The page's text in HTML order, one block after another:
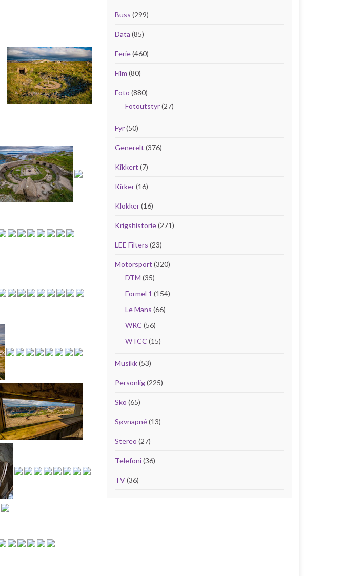
Buss (299)
Data (85)
Ferie(460)
Film (80)
Foto (880)
Fotoutstyr(27)
Fyr(50)
Generelt (376)
Kikkert (7)
Kirker(16)
Klokker(16)
Krigshistorie(271)
LEE Filters (23)
Motorsport (320)
DTM (35)
Formel 1 (154)
Le Mans (66)
WRC (56)
WTCC (15)
Musikk(53)
Personlig(225)
Sko (65)
Søvnapné(13)
Stereo (27)
Telefoni(36)
TV(36)